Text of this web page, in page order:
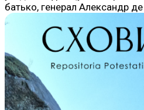
батько, генерал Александр